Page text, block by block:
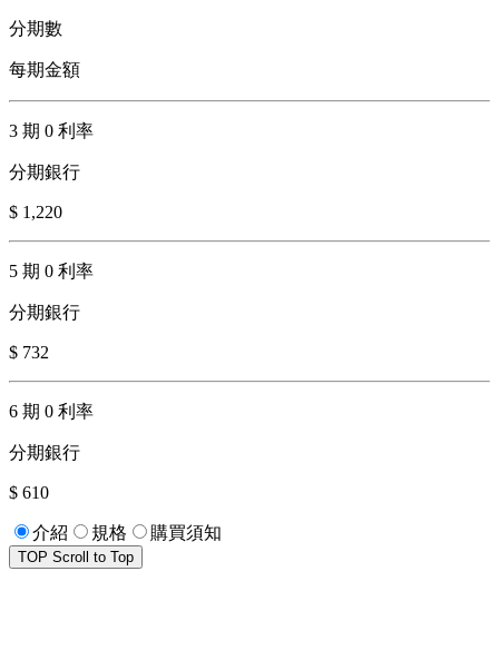
分期數
每期金額
3 期 0 利率
分期銀行
$ 1,220
5 期 0 利率
分期銀行
$ 732
6 期 0 利率
分期銀行
$ 610
介紹 規格 購買須知
TOP Scroll to Top